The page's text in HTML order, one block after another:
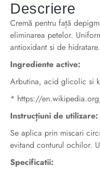
Descriere
Cremă pentru față
eliminarea petelor.
antioxidant si de hidratare.
Ingrediente active:
Arbutina, acid glicolic si
* https://
Instrucțiuni de utilizare:
Se aplica prin miscari
evitand conturul ochilor.
Specificatii: